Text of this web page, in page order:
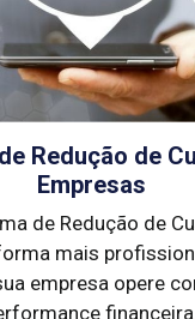
Redução de
Empresas
de Redução de
mais
empresa opere